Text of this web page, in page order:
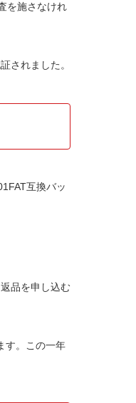
を施さなけれ
されました。
互換バッ
品を申し込む
す。この一年